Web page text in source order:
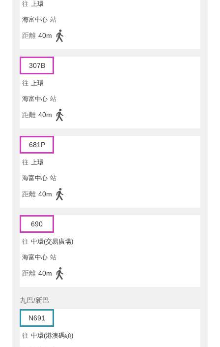
往 上環
海富中心 站
距離 40m
307B
往 上環
海富中心 站
距離 40m
681P
往 上環
海富中心 站
距離 40m
690
往 中環(交易廣場)
海富中心 站
距離 40m
九巴/新巴
N691
往 中環(港澳碼頭)